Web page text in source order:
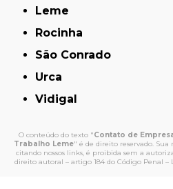
Leme
Rocinha
São Conrado
Urca
Vidigal
O conteúdo do texto "Contato de
Trabalho Leme" é de direito reservado.
citando nossos links, é proibida sem a
direito autoral – artigo 184 do Código Penal –